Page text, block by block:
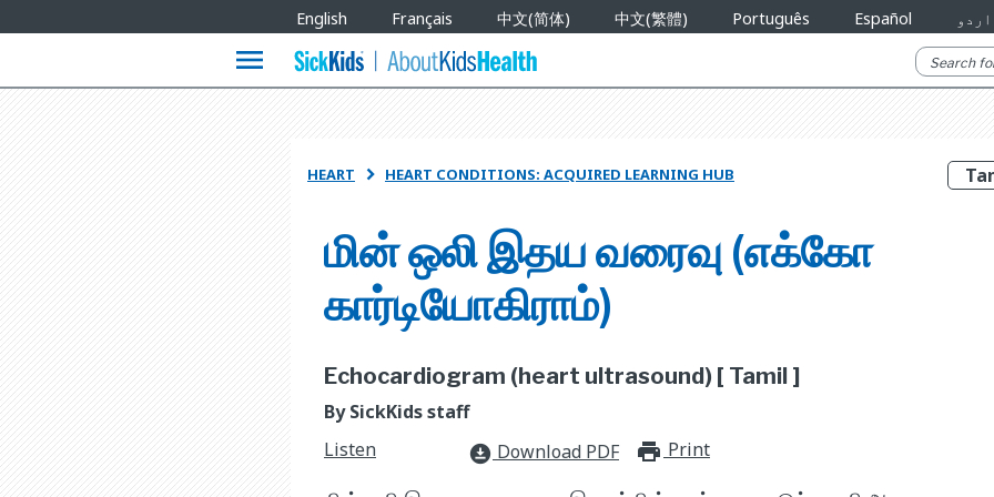
Languages
English Français 中文(简体) 中文(繁體) Português Español اردو
menu
HEART  HEART CONDITIONS: ACQUIRED LEARNING HUB
மின் ஒலி இதய வரைவு (எக்கோ
கார்டியோகிராம்)
Echocardiogram (heart ultrasound) [ Tamil ]
By SickKids staff
Listen
download_for_offline Download PDF print_for_offline
Print